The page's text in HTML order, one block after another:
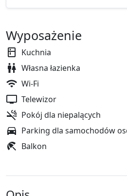
Wyposażenie
Kuchnia
Własna łazienka
Wi-Fi
Telewizor
Pokój dla niepalących
Parking dla samochodów
Balkon